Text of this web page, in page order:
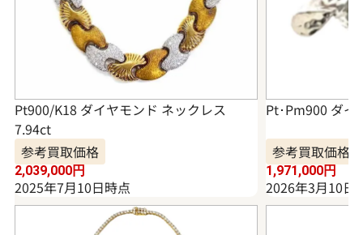
Pt900/K18 ダイヤモンド ネックレス
7.94ct
参考買取価格
2,039,000円
2025年7月10日時点
Pt･Pm900 ダイ
参考買取価格
1,971,000円
2026年3月10日